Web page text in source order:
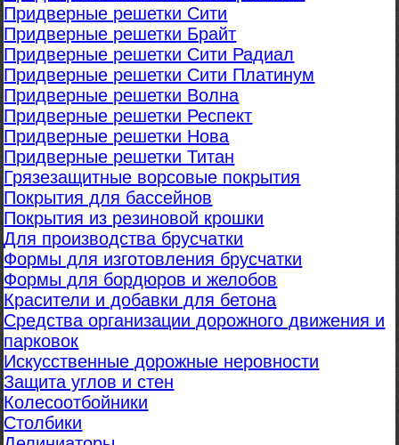
Придверные решетки Сити
Придверные решетки Брайт
Придверные решетки Сити Радиал
Придверные решетки Сити Платинум
Придверные решетки Волна
Придверные решетки Респект
Придверные решетки Нова
Придверные решетки Титан
Грязезащитные ворсовые покрытия
Покрытия для бассейнов
Покрытия из резиновой крошки
Для производства брусчатки
Формы для изготовления брусчатки
Формы для бордюров и желобов
Красители и добавки для бетона
Средства организации дорожного движения и
парковок
Искусственные дорожные неровности
Защита углов и стен
Колесоотбойники
Столбики